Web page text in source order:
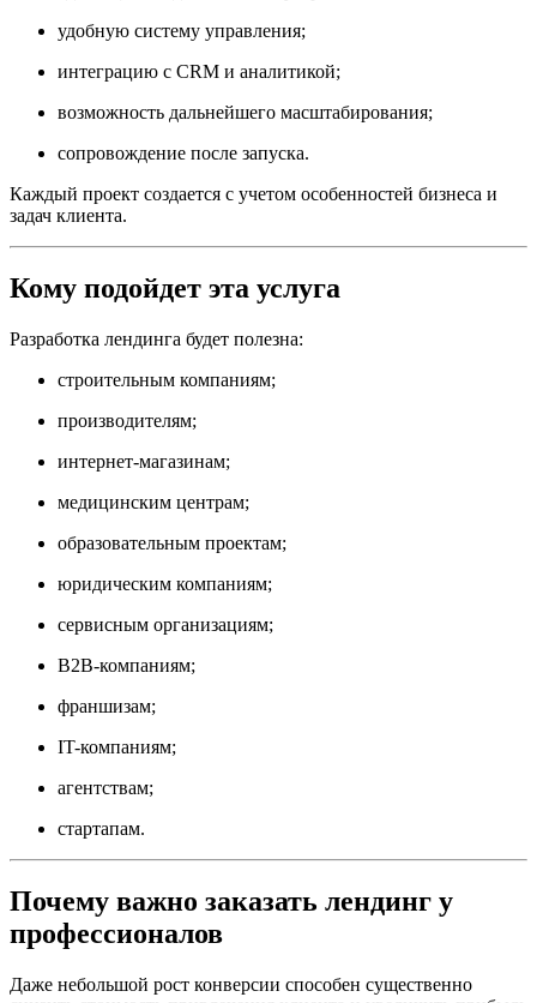
удобную систему управления;
интеграцию с CRM и аналитикой;
возможность дальнейшего масштабирования;
сопровождение после запуска.
Каждый проект создается с учетом особенностей бизнеса и
задач клиента.
Кому подойдет эта услуга
Разработка лендинга будет полезна:
строительным компаниям;
производителям;
интернет-магазинам;
медицинским центрам;
образовательным проектам;
юридическим компаниям;
сервисным организациям;
B2B-компаниям;
франшизам;
IT-компаниям;
агентствам;
стартапам.
Почему важно заказать лендинг у
профессионалов
Даже небольшой рост конверсии способен существенно